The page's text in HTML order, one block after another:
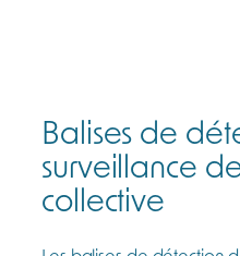
Balises de
surveillance
collective